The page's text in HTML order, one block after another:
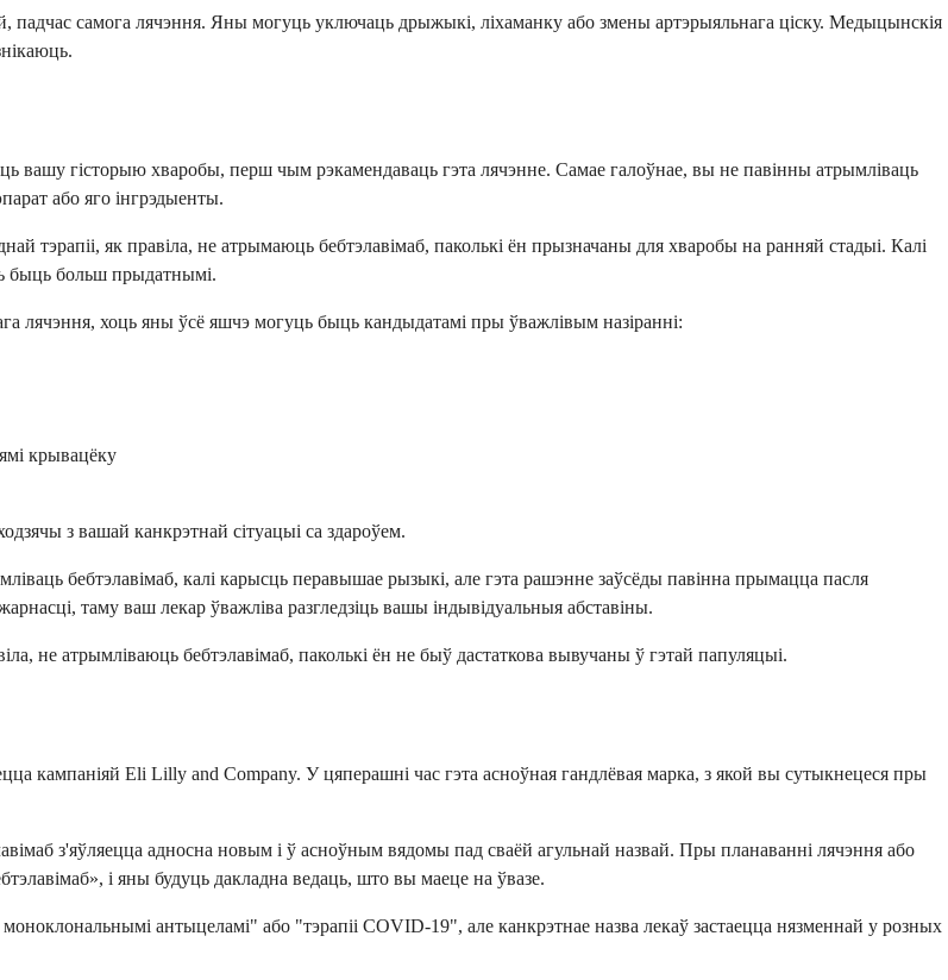
падчас самога лячэння. Яны могуць уключаць дрыжыкі, ліхаманку або змены артэрыяльнага ціску. Медыцынскія
вашу гісторыю хваробы, перш чым рэкамендаваць гэта лячэнне. Самае галоўнае, вы не павінны атрымліваць
або яго інгрэдыенты.
тэрапіі, як правіла, не атрымаюць бебтэлавімаб, паколькі ён прызначаны для хваробы на ранняй стадыі. Калі
быць больш прыдатнымі.
лячэння, хоць яны ўсё яшчэ могуць быць кандыдатамі пры ўважлівым назіранні:
крывацёку
з вашай канкрэтнай сітуацыі са здароўем.
бебтэлавімаб, калі карысць перавышае рызыкі, але гэта рашэнне заўсёды павінна прымацца пасля
таму ваш лекар ўважліва разгледзіць вашы індывідуальныя абставіны.
не атрымліваюць бебтэлавімаб, паколькі ён не быў дастаткова вывучаны ў гэтай папуляцыі.
кампаніяй Eli Lilly and Company. У цяперашні час гэта асноўная гандлёвая марка, з якой вы сутыкнецеся пры
з'яўляецца адносна новым і ў асноўным вядомы пад сваёй агульнай назвай. Пры планаванні лячэння або
і яны будуць дакладна ведаць, што вы маеце на ўвазе.
антыцеламі" або "тэрапіі COVID-19", але канкрэтнае назва лекаў застаецца нязменнай у розных